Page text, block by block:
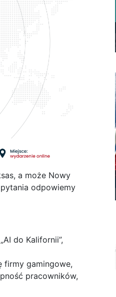
a może Nowy
odpowiemy
do Kalifornii”,
firmy gamingowe,
pracowników,